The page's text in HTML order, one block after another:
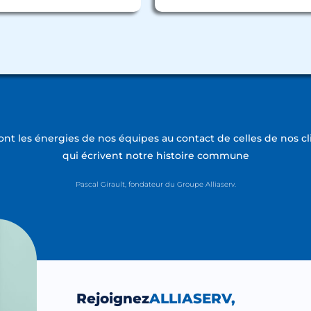
les énergies de nos équipes au contact de celles de nos
qui écrivent notre histoire commune
Pascal Girault, fondateur du Groupe Alliaserv.
RejoignezALLIASERV,